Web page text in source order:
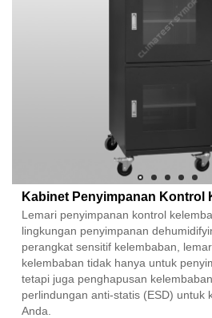
Kabinet Penyimpanan Kontrol
Lemari penyimpanan kontrol
lingkungan penyimpanan
perangkat sensitif kelembaban,
kelembaban tidak hanya untuk
tetapi juga penghapusan
perlindungan anti-statis (ESD) untuk
Anda.